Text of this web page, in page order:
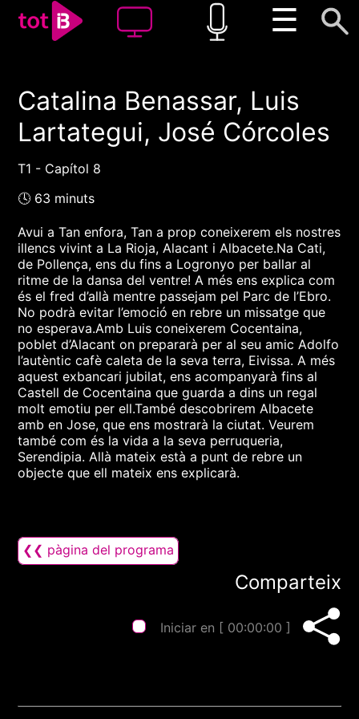
☰
00:00 00:00
1x
Catalina Benassar, Luis
Lartategui, José Córcoles
T1 - Capítol 8
🕓 63 minuts
Avui a Tan enfora, Tan a prop coneixerem els nostres
illencs vivint a La Rioja, Alacant i Albacete.Na Cati,
de Pollença, ens du fins a Logronyo per ballar al
ritme de la dansa del ventre! A més ens explica com
és el fred d’allà mentre passejam pel Parc de l’Ebro.
No podrà evitar l’emoció en rebre un missatge que
no esperava.Amb Luis coneixerem Cocentaina,
poblet d’Alacant on prepararà per al seu amic Adolfo
l’autèntic cafè caleta de la seva terra, Eivissa. A més
aquest exbancari jubilat, ens acompanyarà fins al
Castell de Cocentaina que guarda a dins un regal
molt emotiu per ell.També descobrirem Albacete
amb en Jose, que ens mostrarà la ciutat. Veurem
també com és la vida a la seva perruqueria,
Serendipia. Allà mateix està a punt de rebre un
objecte que ell mateix ens explicarà.
❮❮ pàgina del programa
Comparteix
Iniciar en [ 00:00:00 ]